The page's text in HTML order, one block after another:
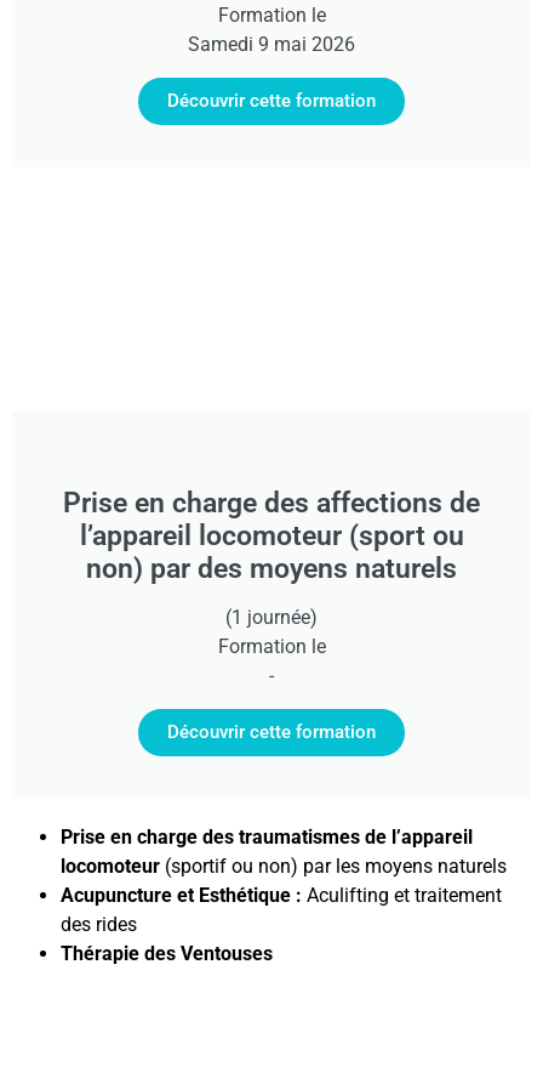
Formation le
Samedi 9 mai 2026
Découvrir cette formation
Prise en charge des affections de
l’appareil locomoteur (sport ou
non) par des moyens naturels
(1 journée)
Formation le
-
Découvrir cette formation
Prise en charge des traumatismes de l’appareil
locomoteur (sportif ou non) par les moyens naturels
Acupuncture et Esthétique : Aculifting et traitement
des rides
Thérapie des Ventouses